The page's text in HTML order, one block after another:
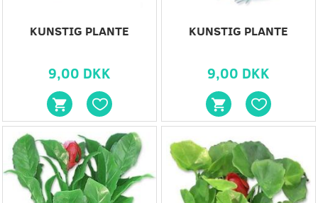
KUNSTIG PLANTE
9,00 DKK
KUNSTIG PLANTE
9,00 DKK